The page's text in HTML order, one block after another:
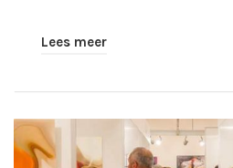
Lees meer